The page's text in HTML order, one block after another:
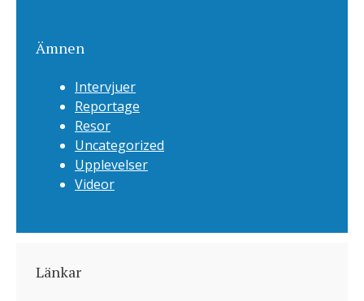
Ämnen
Intervjuer
Reportage
Resor
Uncategorized
Upplevelser
Videor
Länkar